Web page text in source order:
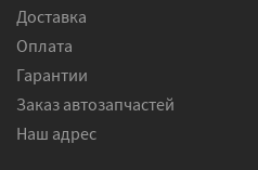
Доставка
Оплата
Гарантии
Заказ автозапчастей
Наш адрес